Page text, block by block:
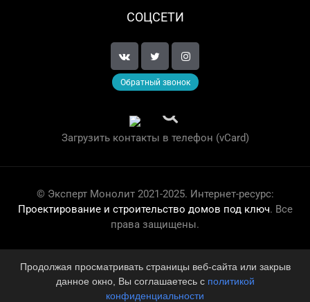
СОЦСЕТИ
Обратный звонок
Загрузить контакты в телефон (vCard)
© Эксперт Монолит 2021-2025. Интернет-ресурс:
Проектирование и строительство домов под ключ. Все
права защищены.
×
Продолжая просматривать страницы веб-сайта или закрыв
данное окно, Вы соглашаетесь с политикой
конфиденциальности